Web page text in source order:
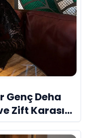
Genç Deha
Zift Karası